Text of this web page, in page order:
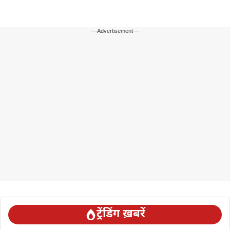
---Advertisement---
ट्रेंडिंग ख़बरें